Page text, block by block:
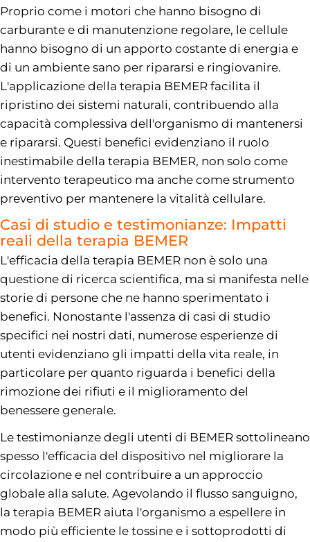
Proprio come i motori che hanno bisogno di
carburante e di manutenzione regolare, le cellule
hanno bisogno di un apporto costante di energia e
di un ambiente sano per ripararsi e ringiovanire.
L'applicazione della terapia BEMER facilita il
ripristino dei sistemi naturali, contribuendo alla
capacità complessiva dell'organismo di mantenersi
e ripararsi. Questi benefici evidenziano il ruolo
inestimabile della terapia BEMER, non solo come
intervento terapeutico ma anche come strumento
preventivo per mantenere la vitalità cellulare.
Casi di studio e testimonianze: Impatti
reali della terapia BEMER
L'efficacia della terapia BEMER non è solo una
questione di ricerca scientifica, ma si manifesta nelle
storie di persone che ne hanno sperimentato i
benefici. Nonostante l'assenza di casi di studio
specifici nei nostri dati, numerose esperienze di
utenti evidenziano gli impatti della vita reale, in
particolare per quanto riguarda i benefici della
rimozione dei rifiuti e il miglioramento del
benessere generale.
Le testimonianze degli utenti di BEMER sottolineano
spesso l'efficacia del dispositivo nel migliorare la
circolazione e nel contribuire a un approccio
globale alla salute. Agevolando il flusso sanguigno,
la terapia BEMER aiuta l'organismo a espellere in
modo più efficiente le tossine e i sottoprodotti di